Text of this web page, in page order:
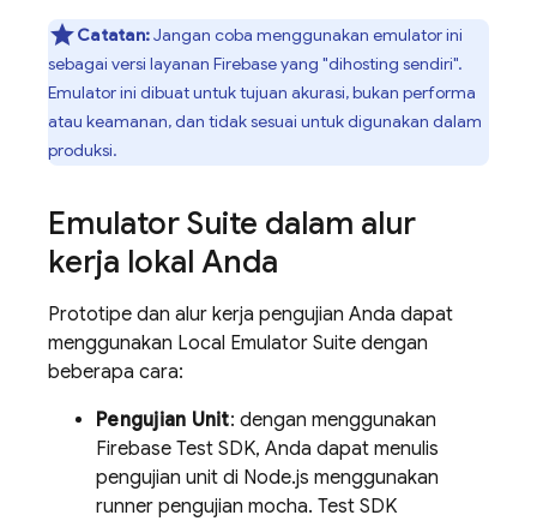
Catatan:Jangan coba menggunakan emulator ini
sebagai versi layanan Firebase yang "dihosting sendiri".
Emulator ini dibuat untuk tujuan akurasi, bukan performa
atau keamanan, dan tidak sesuai untuk digunakan dalam
produksi.
Emulator Suite dalam alur
kerja lokal Anda
Prototipe dan alur kerja pengujian Anda dapat
menggunakan Local Emulator Suite dengan
beberapa cara:
Pengujian Unit: dengan menggunakan
Firebase Test SDK, Anda dapat menulis
pengujian unit di Node.js menggunakan
runner pengujian mocha. Test SDK